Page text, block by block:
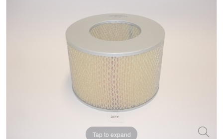
Tap to expand